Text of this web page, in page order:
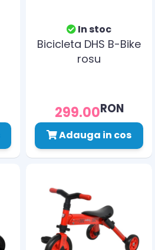
In stoc
Bicicleta DHS B-Bike
rosu
299.00RON
Adauga in cos